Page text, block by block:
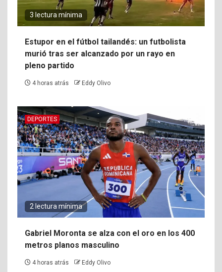
3 lectura mínima
Estupor en el fútbol tailandés: un futbolista
murió tras ser alcanzado por un rayo en
pleno partido
4 horas atrás Eddy Olivo
DEPORTES
2 lectura mínima
Gabriel Moronta se alza con el oro en los 400
metros planos masculino
4 horas atrás Eddy Olivo